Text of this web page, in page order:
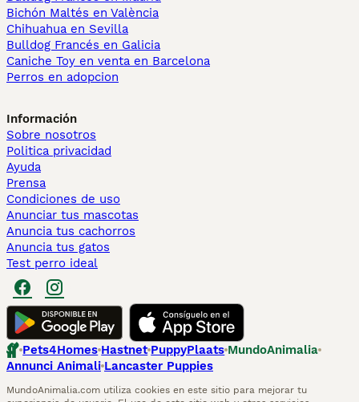
Bichón Maltés en València
Chihuahua en Sevilla
Bulldog Francés en Galicia
Caniche Toy en venta en Barcelona
Perros en adopcion
Información
Sobre nosotros
Politica privacidad
Ayuda
Prensa
Condiciones de uso
Anunciar tus mascotas
Anuncia tus cachorros
Anuncia tus gatos
Test perro ideal
Pets4Homes Hastnet PuppyPlaats MundoAnimalia
Annunci Animali Lancaster Puppies
MundoAnimalia.com utiliza cookies en este sitio para mejorar tu